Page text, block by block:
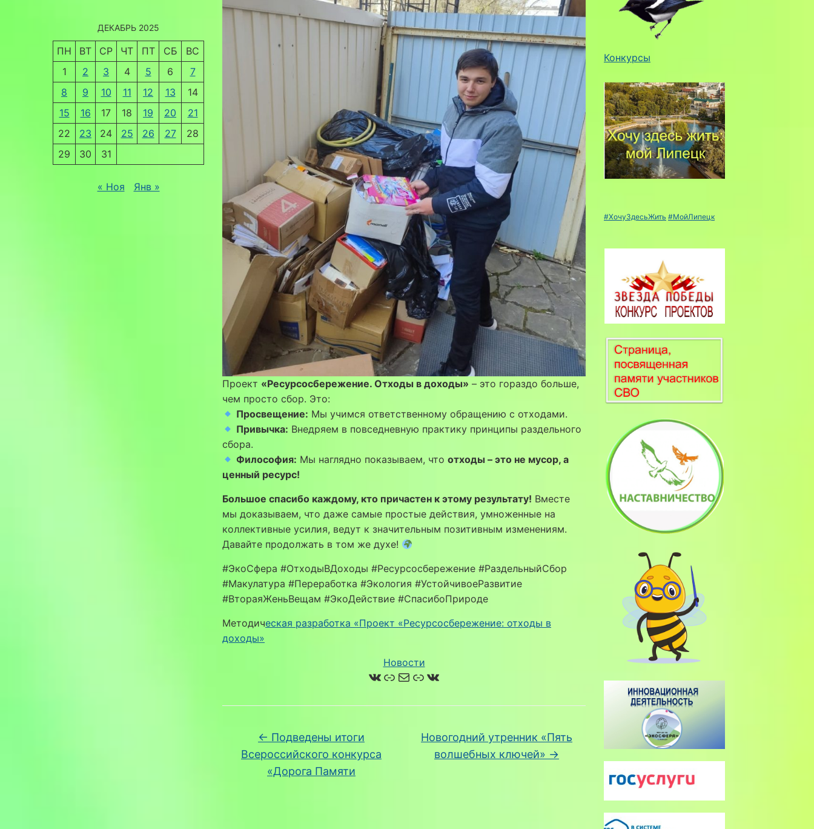
ДЕКАБРЬ 2025
ПН ВТ СР ЧТ ПТ СБ
ВС
1
2 3 4 5 6
7
8
9 10 11 12 13
14
15
16 17 18 19 20
21
22
23 24 25 26 27
28
29
30 31
« Ноя Янв »
Проект «Ресурсосбережение. Отходы в доходы» – это гораздо больше,
чем просто сбор. Это:
Просвещение: Мы учимся ответственному обращению с отходами.
Привычка: Внедряем в повседневную практику принципы раздельного
сбора.
Философия: Мы наглядно показываем, чтоотходы – это не мусор, а
ценный ресурс!
Большое спасибо каждому, кто причастен к этому результату! Вместе
мы доказываем, что даже самые простые действия, умноженные на
коллективные усилия, ведут к значительным позитивным изменениям.
Давайте продолжать в том же духе!
#ЭкоСфера #ОтходыВДоходы #Ресурсосбережение #РаздельныйСбор
#Макулатура #Переработка #Экология #УстойчивоеРазвитие
#ВтораяЖеньВещам #ЭкоДействие #СпасибоПрироде
Методическая разработка «Проект «Ресурсосбережение: отходы в
доходы»
Новости
ВКонтакте
Ссылка
Почта
Ссылка
ВКонтакте
← Подведены итоги
Всероссийского конкурса
«Дорога Памяти
Новогодний утренник «Пять
волшебных ключей» →
Конкурсы
#ХочуЗдесьЖить #МойЛипецк